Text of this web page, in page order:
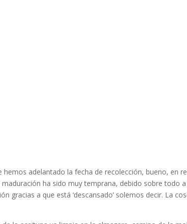
adelantado la fecha de recolección, bueno, en
ha sido muy temprana, debido sobre todo
gracias a que está ‘descansado’ solemos decir. La